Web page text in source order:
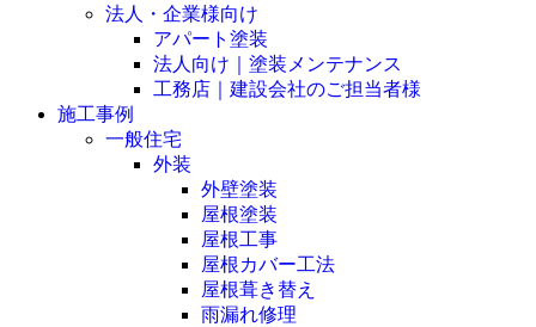
法人・企業様向け
アパート塗装
法人向け｜塗装メンテナンス
工務店｜建設会社のご担当者様
施工事例
一般住宅
外装
外壁塗装
屋根塗装
屋根工事
屋根カバー工法
屋根葺き替え
雨漏れ修理